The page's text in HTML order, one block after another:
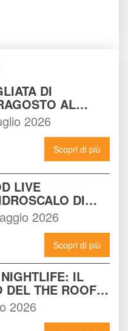
DI
AL
GARDEN CLUB
LA FESTA DA
PERDERE DEL 15
2026
Scopri di più
LIVE
DI
IL LOCALE
CONOSCERE
2026
Scopri di più
IL
DEL THE ROOF
L'ENERGIA
2026